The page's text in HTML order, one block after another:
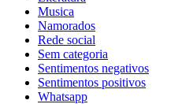
Musica
Namorados
Rede social
Sem categoria
Sentimentos negativos
Sentimentos positivos
Whatsapp